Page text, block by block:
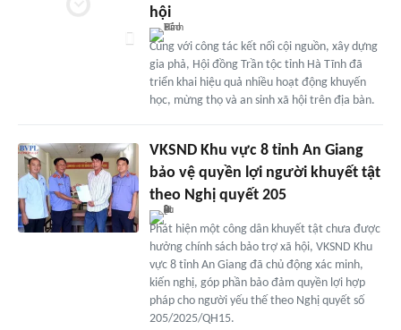
hội
Cùng với công tác kết nối cội nguồn, xây dựng
gia phả, Hội đồng Trần tộc tỉnh Hà Tĩnh đã
triển khai hiệu quả nhiều hoạt động khuyến
học, mừng thọ và an sinh xã hội trên địa bàn.
VKSND Khu vực 8 tỉnh An Giang
bảo vệ quyền lợi người khuyết tật
theo Nghị quyết 205
Phát hiện một công dân khuyết tật chưa được
hưởng chính sách bảo trợ xã hội, VKSND Khu
vực 8 tỉnh An Giang đã chủ động xác minh,
kiến nghị, góp phần bảo đảm quyền lợi hợp
pháp cho người yếu thế theo Nghị quyết số
205/2025/QH15.